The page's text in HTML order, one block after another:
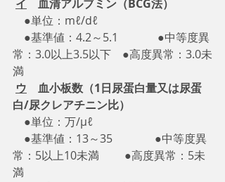
イ 血清アルブミン（BCG法）
●単位：mℓ/dℓ
●基準値：4.2～5.1　　　  ●中等度異
常：3.0以上3.5以下　●高度異常：3.0未
満
ウ 血小板数（1日尿蛋白量又は尿蛋
白/尿クレアチニン比）
●単位：万/μℓ
●基準値：13～35　　　   ●中等度異
常：5以上10未満　　 ●高度異常：5未
満